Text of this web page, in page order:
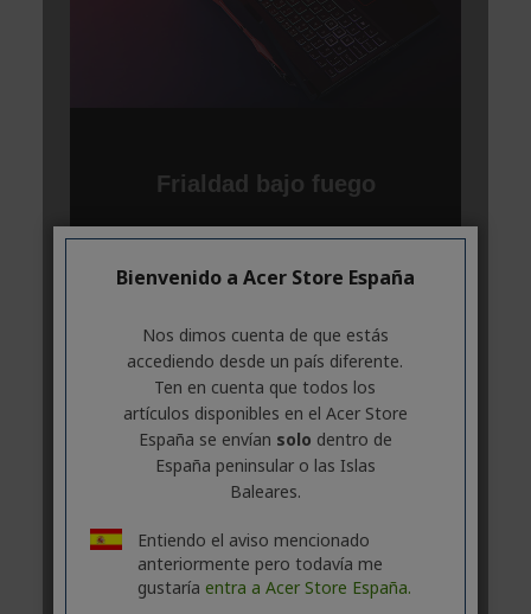
Bienvenido a Acer Store España
Nos dimos cuenta de que estás
accediendo desde un país diferente.
Ten en cuenta que todos los
artículos disponibles en el Acer Store
España se envían solo dentro de
España peninsular o las Islas
Baleares.
Entiendo el aviso mencionado
anteriormente pero todavía me
gustaría entra a Acer Store España.